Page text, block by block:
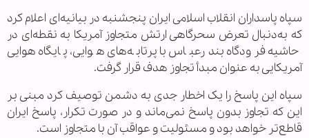
سپاه پاسداران انقلاب اسلامی ایران پنجشنبه در بیانیه‌ای اعلام کرد
که به‌دنبال تعرض سحرگاهی ارتش متجاوز آمریکا به نقطه‌ای در
حاشیه فرودگاه بندرعباس با پرتابه‌های هوایی، پایگاه هوایی
آمریکایی به عنوان مبدأ تجاوز هدف قرار گرفت.
سپاه این پاسخ را یک اخطار جدی به دشمن توصیف کرد مبنی بر
این که تجاوز بدون پاسخ نمی‌ماند و در صورت تکرار، پاسخ ایران
قاطع‌تر خواهد بود و مسئولیت و عواقب آن با متجاوز است.